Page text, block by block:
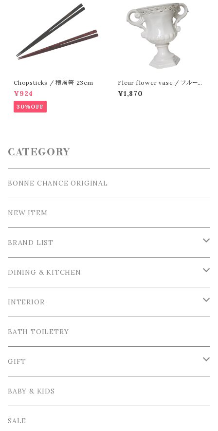
Chopsticks / 積層箸 23cm
¥924
30%OFF
Fleur flower vase / フルール
フラワーベース
¥1,870
CATEGORY
BONNE CHANCE ORIGINAL
NEW ITEM
BRAND LIST
La Ceramica / ラ・セラミカ
Cutipol / クチポール
Bordallo Pinheiro / ボルダロ・ピニェイロ
VIRGINIA CASA / ヴィルジニア・カーサ
DINING & KITCHEN
Tableware / 食器
Tea＆Coffee cup / ティー＆コーヒーカップ
Cutlery / カトラリー
Spoon / スプーン
Table linen / テーブルリネン
Apron / エプロン
Other / その他雑貨
INTERIOR
Tray＆Case /トレイ＆小物入れ
Photo frame / フォトフレーム
Vase / 花瓶
Interior goods / インテリア雑貨
BATH TOILETRY
GIFT
Wrapping / ラッピング
GIFT SET / ギフトセット
BABY & KIDS
SALE